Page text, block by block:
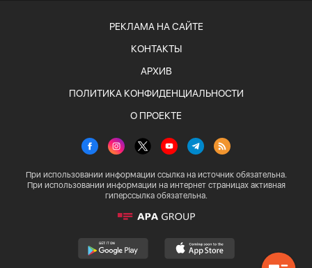
РЕКЛАМА НА САЙТЕ
КОНТАКТЫ
АРХИВ
ПОЛИТИКА КОНФИДЕНЦИАЛЬНОСТИ
О ПРОЕКТЕ
При использовании информации ссылка на источник обязательна.
При использовании информации на интернет страницах активная
гиперссылка обязательна.